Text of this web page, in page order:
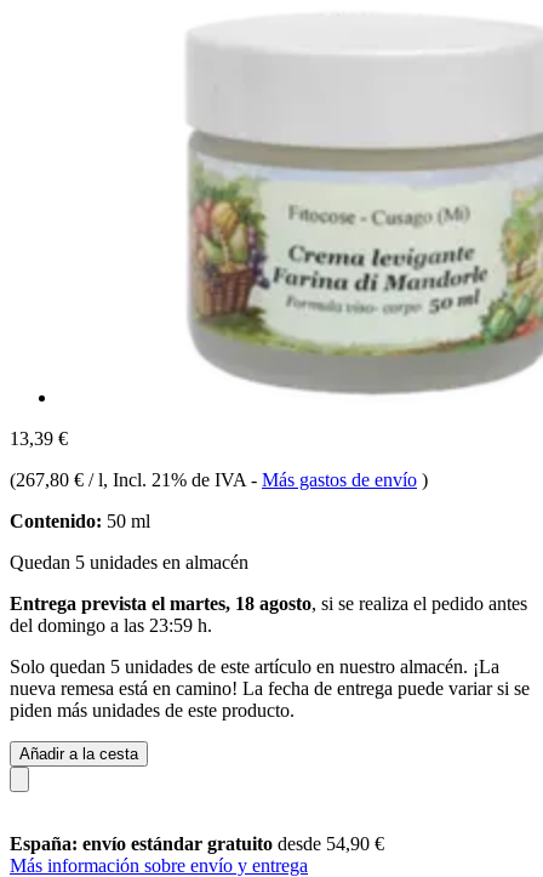
13,39 €
(267,80 € / l, Incl. 21% de IVA - Más gastos de envío )
Contenido: 50 ml
Quedan 5 unidades en almacén
Entrega prevista el martes, 18 agosto, si se realiza el pedido antes
del domingo a las 23:59 h.
Solo quedan 5 unidades de este artículo en nuestro almacén. ¡La
nueva remesa está en camino! La fecha de entrega puede variar si se
piden más unidades de este producto.
Añadir a la cesta
España: envío estándar gratuito desde 54,90 €
Más información sobre envío y entrega